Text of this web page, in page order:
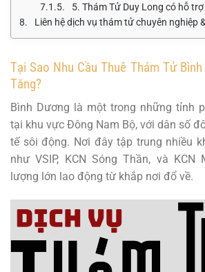
5. Thám Tử Duy Long có hỗ trợ điều tra doanh nghiệp tại các
Liên hệ dịch vụ thám tử chuyên nghiệp
Tại Sao Nhu Cầu Thuê Thám Tử
Tăng?
Bình Dương là một trong những tỉnh
tại khu vực Đông Nam Bộ, với dân số
tế sôi động. Nơi đây tập trung nhiều
như VSIP, KCN Sóng Thần, và KCN
lượng lớn lao động từ khắp nơi đổ về.